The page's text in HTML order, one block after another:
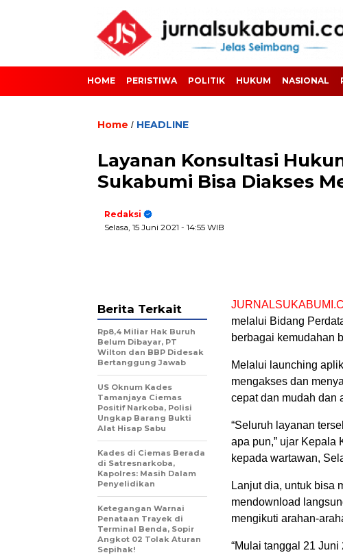
HOME PERISTIWA POLITIK HUKUM NASIONAL
Home / HEADLINE
Layanan Konsultasi
Sukabumi Bisa Diakses
Redaksi
Selasa, 15 Juni 2021 - 14:55 WIB
melalui Bidang
berbagai kemudahan
Melalui launching
mengakses dan
cepat dan mudah dan
“Seluruh layanan
apa pun,” ujar Kepala
kepada wartawan,
Lanjut dia, untuk bisa
mendownload
mengikuti arahan-
“Mulai tanggal 21
Berita Terkait
Rp8,4 Miliar Hak Buruh
Belum Dibayar, PT
Wilton dan BBP Didesak
Bertanggung Jawab
US Oknum Kades
Tamanjaya Ciemas
Positif Narkoba, Polisi
Ungkap Barang Bukti
Alat Hisap Sabu
Kades di Ciemas Berada
di Satresnarkoba,
Kapolres: Masih Dalam
Penyelidikan
Ketegangan Warnai
Penataan Trayek di
Terminal Benda, Sopir
Angkot 02 Tolak Aturan
Sepihak!